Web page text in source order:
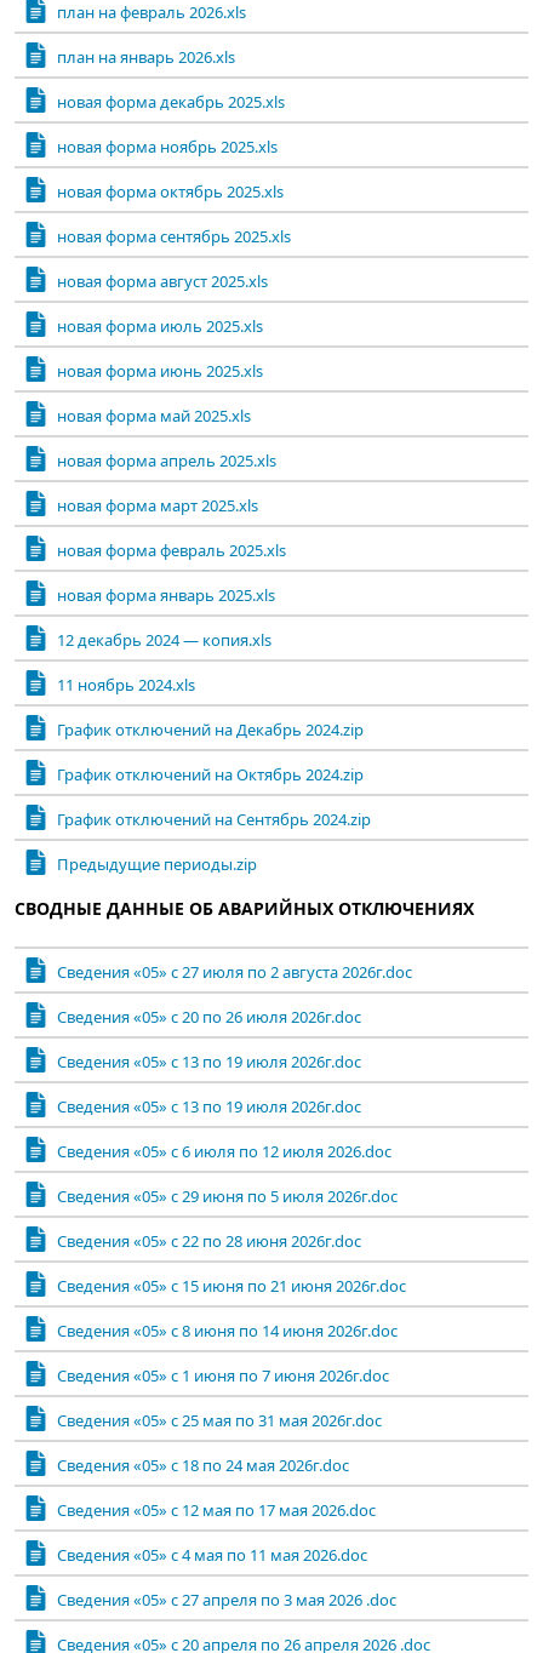
план на февраль 2026.xls
план на январь 2026.xls
новая форма декабрь 2025.xls
новая форма ноябрь 2025.xls
новая форма октябрь 2025.xls
новая форма сентябрь 2025.xls
новая форма август 2025.xls
новая форма июль 2025.xls
новая форма июнь 2025.xls
новая форма май 2025.xls
новая форма апрель 2025.xls
новая форма март 2025.xls
новая форма февраль 2025.xls
новая форма январь 2025.xls
12 декабрь 2024 — копия.xls
11 ноябрь 2024.xls
График отключений на Декабрь 2024.zip
График отключений на Октябрь 2024.zip
График отключений на Сентябрь 2024.zip
Предыдущие периоды.zip
СВОДНЫЕ ДАННЫЕ ОБ АВАРИЙНЫХ ОТКЛЮЧЕНИЯХ
Сведения «05» с 27 июля по 2 августа 2026г.doc
Сведения «05» с 20 по 26 июля 2026г.doc
Сведения «05» с 13 по 19 июля 2026г.doc
Сведения «05» с 13 по 19 июля 2026г.doc
Сведения «05» с 6 июля по 12 июля 2026.doc
Сведения «05» с 29 июня по 5 июля 2026г.doc
Сведения «05» с 22 по 28 июня 2026г.doc
Сведения «05» с 15 июня по 21 июня 2026г.doc
Сведения «05» с 8 июня по 14 июня 2026г.doc
Сведения «05» с 1 июня по 7 июня 2026г.doc
Сведения «05» с 25 мая по 31 мая 2026г.doc
Сведения «05» с 18 по 24 мая 2026г.doc
Сведения «05» с 12 мая по 17 мая 2026.doc
Сведения «05» с 4 мая по 11 мая 2026.doc
Сведения «05» с 27 апреля по 3 мая 2026 .doc
Сведения «05» с 20 апреля по 26 апреля 2026 .doc